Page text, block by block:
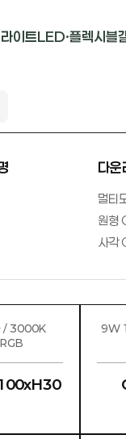
이트
COB
COB
LED·플렉시블
바리솔PCB
다운
멀티
원형
사각
/ 3000K
매립날개 W100xH30
9W